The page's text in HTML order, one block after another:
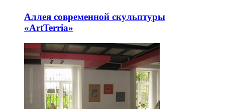
Аллея современной скульптуры
«ArtTerria»